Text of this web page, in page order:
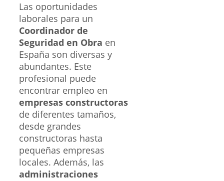
Las oportunidades
laborales para un
Coordinador de
Seguridad en Obra en
España son diversas y
abundantes. Este
profesional puede
encontrar empleo en
empresas constructoras
de diferentes tamaños,
desde grandes
constructoras hasta
pequeñas empresas
locales. Además, las
administraciones